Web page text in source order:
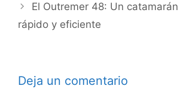
El Outremer 48: Un
rápido y eficiente
Deja un comentario